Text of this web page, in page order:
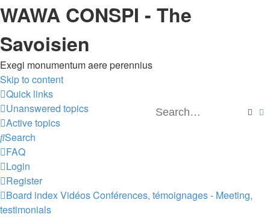
WAWA CONSPI - The
Savoisien
Exegi monumentum aere perennius
Skip to content
Quick links
Unanswered topics
Active topics
Search
FAQ
Login
Register
Board indexVidéosConférences, témoignages - Meeting,
testimonials